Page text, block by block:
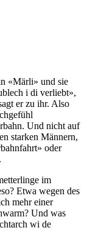
«Märli» und sie
i di verliebt»,
er zu ihr. Also
Und nicht auf
starken Männern,
oder
im
Etwa wegen des
mehr einer
Und was
wi de